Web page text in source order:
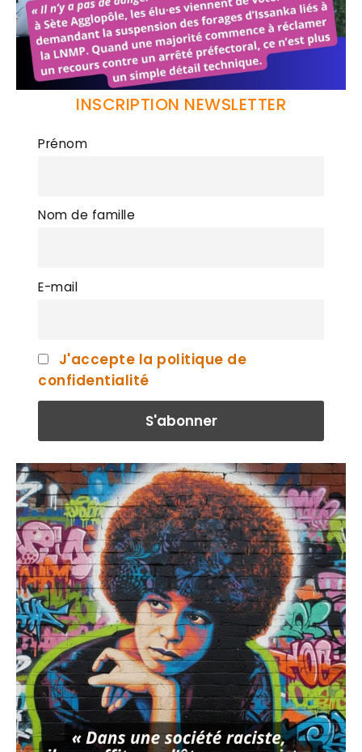
INSCRIPTION NEWSLETTER
Prénom
Nom de famille
E-mail
J'accepte la politique de
confidentialité